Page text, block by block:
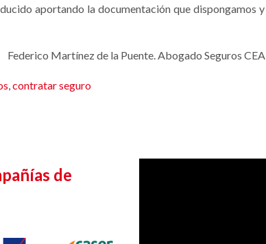
aportando la documentación que dispongamos y
Federico Martínez de la Puente. Abogado Seguros CEA
,contratar seguro
de